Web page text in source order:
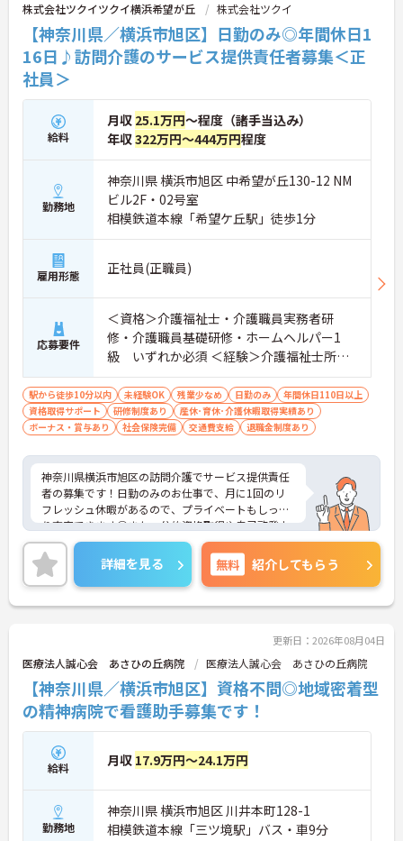
株式会社ツクイツクイ横浜希望が丘 株式会社ツクイ
【神奈川県／横浜市旭区】日勤のみ◎年間休日1
16日♪訪問介護のサービス提供責任者募集＜正
社員＞
給料
月収 25.1万円～程度（諸手当込み）
年収322万円～444万円程度
勤務地
神奈川県 横浜市旭区 中希望が丘130-12 NM
ビル2F・02号室
相模鉄道本線「希望ケ丘駅」徒歩1分
雇用形態 正社員(正職員)
応募要件
＜資格＞介護福祉士・介護職員実務者研
修・介護職員基礎研修・ホームヘルパー1
級 いずれか必須 ＜経験＞介護福祉士所持
者:介護実務経験3年以上 必須 介護福祉士
以外所持者:介護実務経験5年以上 必須
駅から徒歩10分以内 未経験OK 残業少なめ 日勤のみ
年間休日110日以上
資格取得サポート
研修制度あり
産休･育休･介護休暇取得実績あり
ボーナス・賞与あり
社会保険完備 交通費支給 退職金制度あり
神奈川県横浜市旭区の訪問介護でサービス提供責任
者の募集です！日勤のみのお仕事で、月に1回のリ
フレッシュ休暇があるので、プライベートもしっか
り充実できます◎また、公的資格取得や自己啓発支
援制度があるので、働きながらスキルアップを目指
せます♪ご興味のある方は、面接ポイントをお伝え
しますので、お気軽にご連絡ください。
詳細を見る 無料 紹介してもらう
更新日：2026年08月04日
医療法人誠心会 あさひの丘病院 医療法人誠心会 あさひの丘病院
【神奈川県／横浜市旭区】資格不問◎地域密着型
の精神病院で看護助手募集です！
給料 月収 17.9万円～24.1万円
勤務地
神奈川県 横浜市旭区 川井本町128-1
相模鉄道本線「三ツ境駅」バス・車9分